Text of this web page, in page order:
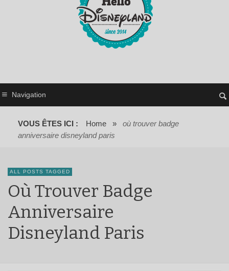
Navigation
VOUS ÊTES ICI : Home »
où trouver badge
anniversaire disneyland paris
ALL POSTS TAGGED
Où Trouver Badge
Anniversaire
Disneyland Paris